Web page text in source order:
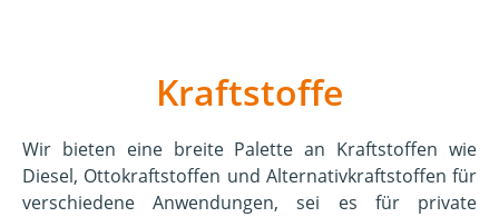
Kraftstoffe
Wir bieten eine breite Palette an Kraftstoffen wie
Diesel, Ottokraftstoffen und Alternativkraftstoffen für
verschiedene Anwendungen, sei es für private